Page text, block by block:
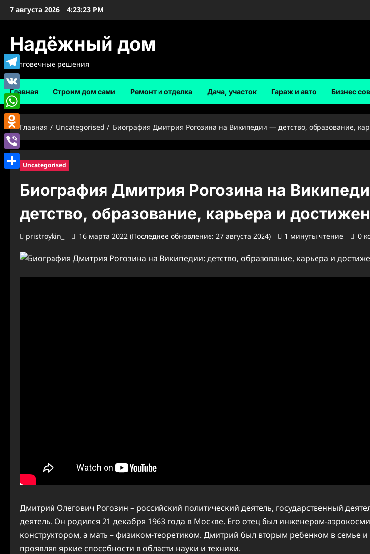
Перейти
7 августа 2026 4:23:24 PM
Надёжный дом
Долговечные решения
Главная Строим дом сами Ремонт и отделка Дача, участок Гараж и авто Бизнес
Главная Uncategorised Биография Дмитрия Рогозина на Википедии — детство, образование,
Uncategorised
Биография Дмитрия Рогозина на
детство, образование, карьера и
pristroykin_ 16 марта 2022 (Последнее обновление: 27 августа 2024) 1 минуты чтение 0
Дмитрий Олегович Рогозин – российский политический деятель, государственный
деятель. Он родился 21 декабря 1963 года в Москве. Его отец был инженером-
конструктором, а мать – физиком-теоретиком. Дмитрий был вторым ребенком в семье и
проявлял яркие способности в области науки и техники.
Telegram
VK
WhatsApp
Odnoklassniki
Viber